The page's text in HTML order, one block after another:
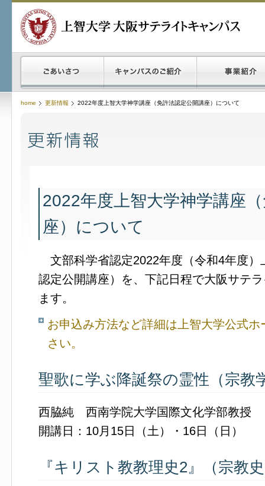
home 更新情報 2022年度上智大学神学講座（免許法認定公開講座）について
2022年度上智大学神学講座
座）について
文部科学省認定2022年度（令和4年度）
認定公開講座）を、下記日程で大阪サテ
ます。
お申込み方法など詳細は上智大学公式
さい。
聖歌に学ぶ降誕祭の霊性（宗教
西脇純 西南学院大学国際文化学部教授
開講日：10月15日（土）・16日（日）
『キリスト教教理史2』（宗教